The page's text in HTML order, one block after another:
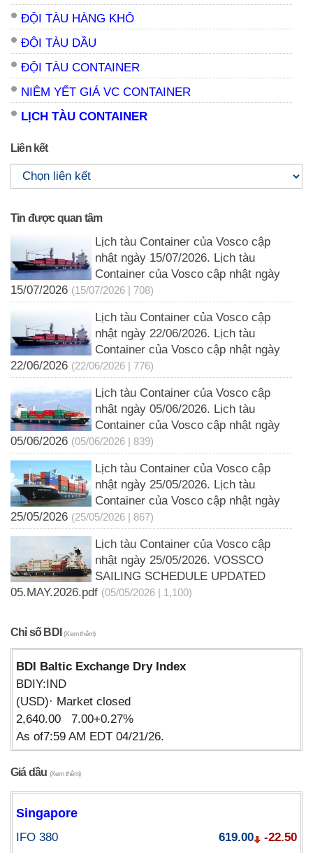
ĐỘI TÀU HÀNG KHÔ
ĐỘI TÀU DẦU
ĐỘI TÀU CONTAINER
NIÊM YẾT GIÁ VC CONTAINER
LỊCH TÀU CONTAINER
Liên kết
Tin được quan tâm
Lịch tàu Container của Vosco cập
nhật ngày 15/07/2026. Lịch tàu
Container của Vosco cập nhật ngày
15/07/2026 (15/07/2026 | 708)
Lịch tàu Container của Vosco cập
nhật ngày 22/06/2026. Lịch tàu
Container của Vosco cập nhật ngày
22/06/2026 (22/06/2026 | 776)
Lịch tàu Container của Vosco cập
nhật ngày 05/06/2026. Lịch tàu
Container của Vosco cập nhật ngày
05/06/2026 (05/06/2026 | 839)
Lịch tàu Container của Vosco cập
nhật ngày 25/05/2026. Lịch tàu
Container của Vosco cập nhật ngày
25/05/2026 (25/05/2026 | 867)
Lịch tàu Container của Vosco cập
nhật ngày 25/05/2026. VOSSCO
SAILING SCHEDULE UPDATED
05.MAY.2026.pdf (05/05/2026 | 1,100)
Chỉ số BDI(Xem thêm)
BDI Baltic Exchange Dry Index
BDIY:IND
(USD)· Market closed
2,640.00 7.00+0.27%
As of7:59 AM EDT 04/21/26.
Giá dầu (Xem thêm)
Singapore
IFO 380 619.00
-22.50